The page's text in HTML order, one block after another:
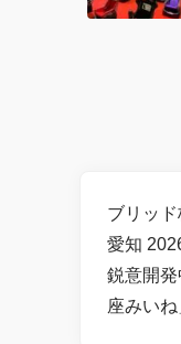
ブリッ
愛知
鋭意開
座みい